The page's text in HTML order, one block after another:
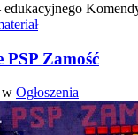
edukacyjnego
PSP Zamość
w Ogłoszenia